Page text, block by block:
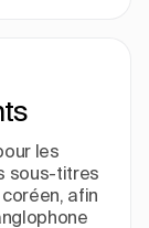
les
sous-titres
afin